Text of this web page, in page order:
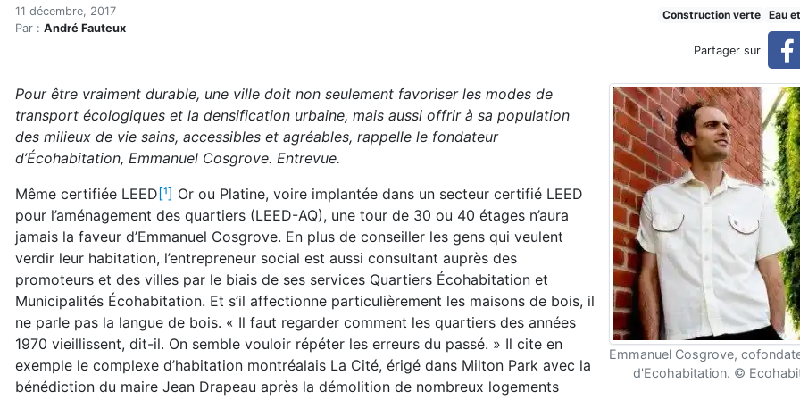
Accueil
Articles
Collectivités viables : les modèles selon Emmanuel Cosgrove
Collectivités viables : les modèles selon Emmanuel
11 décembre, 2017
Par : André Fauteux
Construction verte Eau
Partager sur
Emmanuel Cosgrove,
d'Ecohabitation. ©
Pour être vraiment durable, une ville doit non seulement favoriser les modes de
transport écologiques et la densification urbaine, mais aussi offrir à sa population
des milieux de vie sains, accessibles et agréables, rappelle le fondateur
d’Écohabitation, Emmanuel Cosgrove. Entrevue.
Même certifiée LEED [¹] Or ou Platine, voire implantée dans un secteur certifié LEED
pour l’aménagement des quartiers (LEED-AQ), une tour de 30 ou 40 étages n’aura
jamais la faveur d’Emmanuel Cosgrove. En plus de conseiller les gens qui veulent
verdir leur habitation, l’entrepreneur social est aussi consultant auprès des
promoteurs et des villes par le biais de ses services Quartiers Écohabitation et
Municipalités Écohabitation. Et s’il affectionne particulièrement les maisons de bois, il
ne parle pas la langue de bois. « Il faut regarder comment les quartiers des années
1970 vieillissent, dit-il. On semble vouloir répéter les erreurs du passé. » Il cite en
exemple le complexe d’habitation montréalais La Cité, érigé dans Milton Park avec la
bénédiction du maire Jean Drapeau après la démolition de nombreux logements